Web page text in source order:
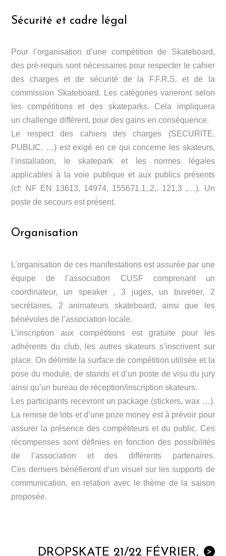
Sécurité et cadre légal
Pour l’organisation d’une compétition de Skateboard,
des pré-requis sont nécessaires pour respecter le cahier
des charges et de sécurité de la F.F.R.S. et de la
commission Skateboard. Les catégories varieront selon
les compétitions et des skateparks. Cela impliquera
un challenge diffèrent, pour des gains en conséquence.
Le respect des cahiers des charges (SECURITE,
PUBLIC, …) est exigé en ce qui concerne les skateurs,
l’installation, le skatepark et les normes légales
applicables à la voie publique et aux publics présents
(cf: NF EN 13613, 14974, 155671.1,.2,. 121,3 ,…). Un
poste de secours est présent.
Organisation
L’organisation de ces manifestations est assurée par une
équipe de l’association CUSF comprenant un
coordinateur, un speaker , 3 juges, un buvetier, 2
secrétaires, 2 animateurs skateboard, ainsi que les
bénévoles de l’association locale.
L’inscription aux compétitions est gratuite pour les
adhérents du club, les autres skateurs s’inscrivent sur
place. On délimite la surface de compétition utilisée et la
pose du module, de stands et d’un poste de visu du jury
ainsi qu’un bureau de réception/inscription skateurs.
Les participants recevront un package (stickers, wax …).
La remise de lots et d’une prize money est à prévoir pour
assurer la présence des compétiteurs et du public. Ces
récompenses sont définies en fonction des possibilités
de l’association et des différents partenaires.
Ces derniers bénéfieront d’un visuel sur les supports de
communication, en relation avec le thème de la saison
proposée.
>
DROPSKATE 21/22 FÉVRIER,